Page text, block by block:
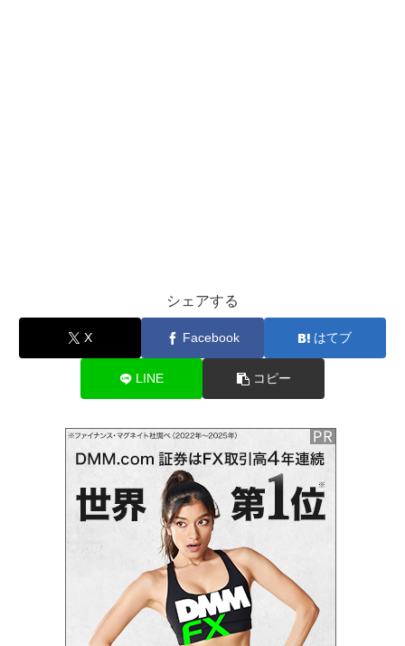
シェアする
X Facebook はてブ
LINE コピー